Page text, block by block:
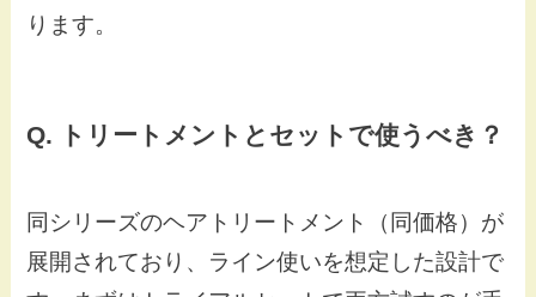
ります。
Q. トリートメントとセットで使うべき？
同シリーズのヘアトリートメント（同価格）が
展開されており、ライン使いを想定した設計で